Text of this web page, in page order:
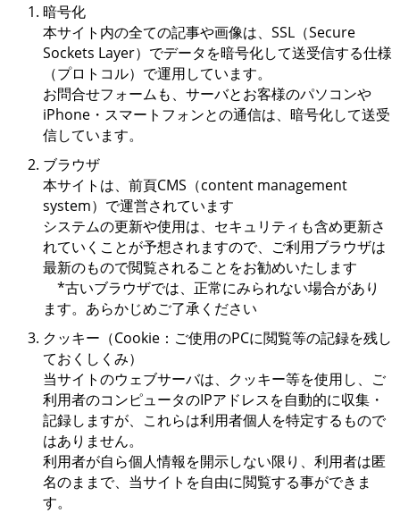
暗号化
本サイト内の全ての記事や画像は、SSL（Secure
Sockets Layer）でデータを暗号化して送受信する仕様
（プロトコル）で運用しています。
お問合せフォームも、サーバとお客様のパソコンや
iPhone・スマートフォンとの通信は、暗号化して送受
信しています。
ブラウザ
本サイトは、前頁CMS（content management
system）で運営されています
システムの更新や使用は、セキュリティも含め更新さ
れていくことが予想されますので、ご利用ブラウザは
最新のもので閲覧されることをお勧めいたします
*古いブラウザでは、正常にみられない場合があり
ます。あらかじめご了承ください
クッキー（Cookie：ご使用のPCに閲覧等の記録を残し
ておくしくみ）
当サイトのウェブサーバは、クッキー等を使用し、ご
利用者のコンピュータのIPアドレスを自動的に収集・
記録しますが、これらは利用者個人を特定するもので
はありません。
利用者が自ら個人情報を開示しない限り、利用者は匿
名のままで、当サイトを自由に閲覧する事ができま
す。